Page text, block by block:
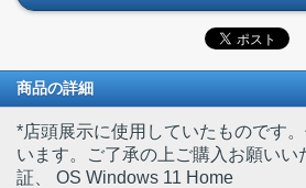
商品の詳細
*店頭展示に使用していたものです
います。ご了承の上ご購入お願いい
証、 OS Windows 11 Home